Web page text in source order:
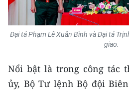
TIN MỚI
TIN ĐỊA PHƯƠNG
Trung du và miền núi phía Bắc
Đồng bằng sông Hồng
Đại tá Phạm Lê Xuân Bình và Đại tá
giao.
Nổi bật là trong công tác
ủy, Bộ Tư lệnh Bộ đội